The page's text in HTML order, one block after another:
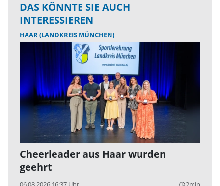
DAS KÖNNTE SIE AUCH
INTERESSIEREN
HAAR (LANDKREIS MÜNCHEN)
Cheerleader aus Haar wurden
geehrt
06.08.2026 16:37 Uhr query_builder2min